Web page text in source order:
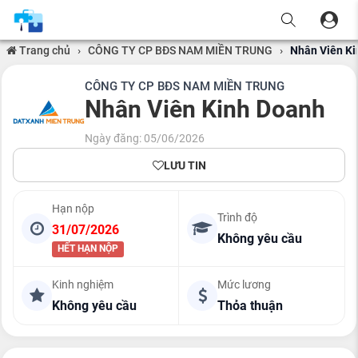
Trang chủ › CÔNG TY CP BĐS NAM MIỀN TRUNG › Nhân Viên
CÔNG TY CP BĐS NAM MIỀN TRUNG
Nhân Viên Kinh Doanh
Ngày đăng: 05/06/2026
LƯU TIN
Hạn nộp
31/07/2026
HẾT HẠN NỘP
Trình độ
Không yêu cầu
Kinh nghiệm
Không yêu cầu
Mức lương
Thỏa thuận